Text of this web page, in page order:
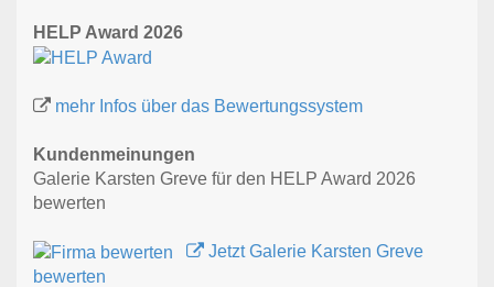
HELP Award 2026
mehr Infos über das Bewertungssystem
Kundenmeinungen
Galerie Karsten Greve für den HELP Award 2026
bewerten
Jetzt Galerie Karsten Greve
bewerten